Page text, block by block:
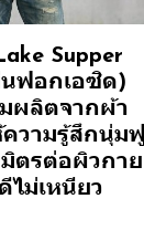
Supper
ฟอกเอซิด)
ผลิตจากผ้า
ความรู้สึกนุ่มฟู
มิตรต่อผิวกาย
ไม่เหนียว